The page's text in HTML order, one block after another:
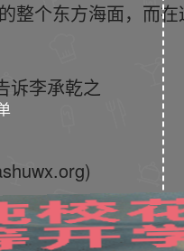
个东方海面，而
诉李承乾之